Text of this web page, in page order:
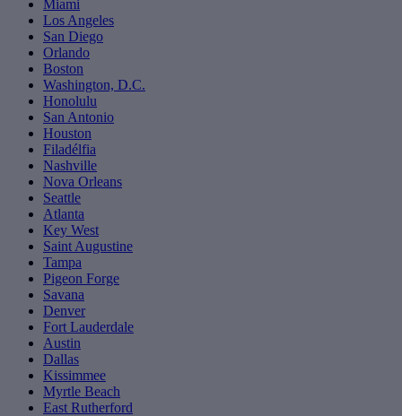
Miami
Los Angeles
San Diego
Orlando
Boston
Washington, D.C.
Honolulu
San Antonio
Houston
Filadélfia
Nashville
Nova Orleans
Seattle
Atlanta
Key West
Saint Augustine
Tampa
Pigeon Forge
Savana
Denver
Fort Lauderdale
Austin
Dallas
Kissimmee
Myrtle Beach
East Rutherford